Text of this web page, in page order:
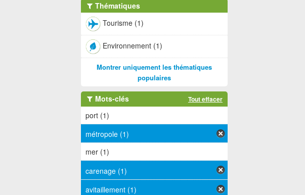
Thématiques
Tourisme (1)
Environnement (1)
Montrer uniquement les thématiques
populaires
Mots-clés Tout effacer
port (1)
métropole (1)
mer (1)
carenage (1)
avitaillement (1)